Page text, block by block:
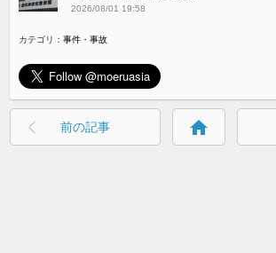
2026/08/01 19:58
カテゴリ：事件・事故
前の記事 home